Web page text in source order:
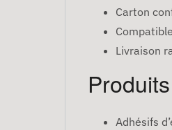
Carton
Livraison
Adhésifs